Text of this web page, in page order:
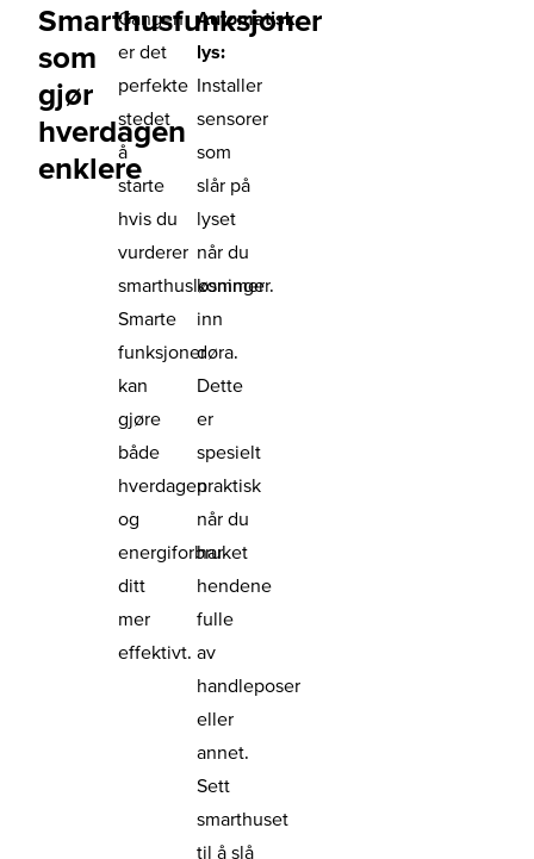
Smarthusfunksjoner
som
gjør
hverdagen
enklere
Gangen
er det
perfekte
stedet
å
starte
hvis du
vurderer
smarthusløsninger.
Smarte
funksjoner
kan
gjøre
både
hverdagen
og
energiforbruket
ditt
mer
effektivt.
Automatisk
lys:
Installer
sensorer
som
slår på
lyset
når du
kommer
inn
døra.
Dette
er
spesielt
praktisk
når du
har
hendene
fulle
av
handleposer
eller
annet.
Sett
smarthuset
til å slå